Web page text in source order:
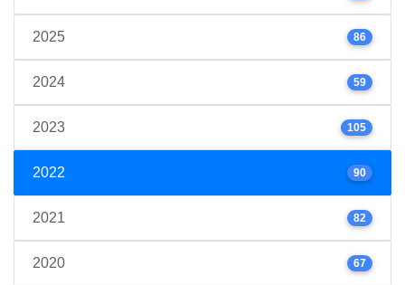
2025 86
2024 59
2023 105
2022 90
2021 82
2020 67